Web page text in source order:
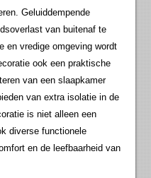
Geluiddempende
van buitenaf te
en vredige omgeving wordt
ook een praktische
van een slaapkamer
van extra isolatie in de
is niet alleen een
diverse functionele
en de leefbaarheid van